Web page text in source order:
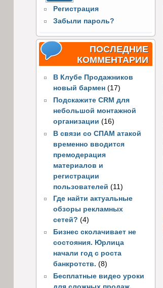
Регистрация
Забыли пароль?
ПОСЛЕДНИЕ
КОММЕНТАРИИ
В Клубе Продажников
новый бармен (17)
Подскажите CRM для
небольшой монтажной
организации (16)
В связи со СПАМ атакой
временно вводится
премодерация
материалов и
регистрации
пользователей (11)
Где найти актуальные
обзоры рекламных
сетей? (4)
Бизнес сколачивает не
состояния. Юрлица
начали год с роста
банкротств. (8)
Бесплатные видео уроки